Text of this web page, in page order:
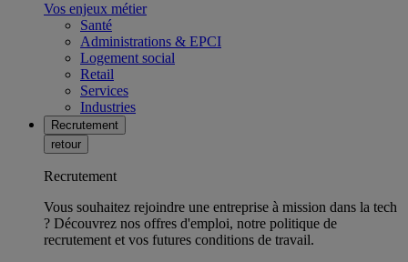
Vos enjeux métier
Santé
Administrations & EPCI
Logement social
Retail
Services
Industries
Recrutement
retour
Recrutement
Vous souhaitez rejoindre une entreprise à mission dans la tech
? Découvrez nos offres d'emploi, notre politique de
recrutement et vos futures conditions de travail.